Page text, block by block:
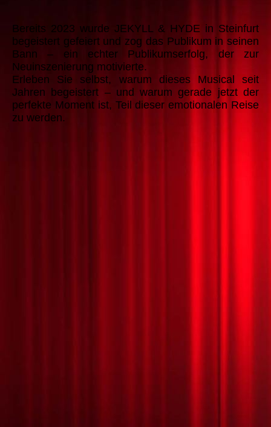
Bereits 2023 wurde JEKYLL & HYDE in Steinfurt
begeistert gefeiert und zog das Publikum in seinen
Bann – ein echter Publikumserfolg, der zur
Neuinszenierung motivierte.
Erleben Sie selbst, warum dieses Musical seit
Jahren begeistert – und warum gerade jetzt der
perfekte Moment ist, Teil dieser emotionalen Reise
zu werden.